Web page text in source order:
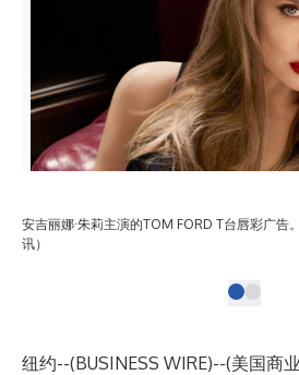
安吉丽娜·朱莉主演的TOM FORD T台唇彩广告
讯）
纽约--(BUSINESS WIRE)--(美国商